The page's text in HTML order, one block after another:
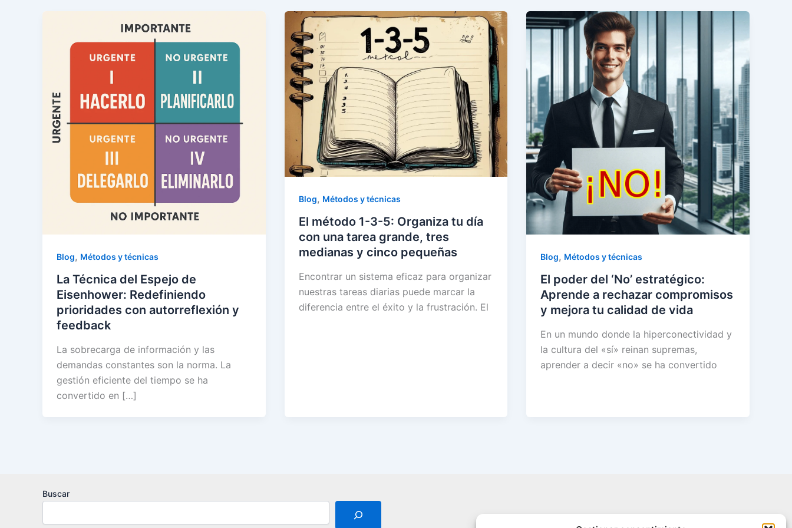
Blog, Métodos y técnicas
La Técnica del Espejo de
Eisenhower: Redefiniendo
prioridades con autorreflexión y
feedback
La sobrecarga de información y las
demandas constantes son la norma. La
gestión eficiente del tiempo se ha
convertido en […]
Blog, Métodos y técnicas
El método 1-3-5: Organiza tu día
con una tarea grande, tres
medianas y cinco pequeñas
Encontrar un sistema eficaz para organizar
nuestras tareas diarias puede marcar la
diferencia entre el éxito y la frustración. El
Blog, Métodos y técnicas
El poder del ‘No’ estratégico:
Aprende a rechazar compromisos
y mejora tu calidad de vida
En un mundo donde la hiperconectividad y
la cultura del «sí» reinan supremas,
aprender a decir «no» se ha convertido
Buscar